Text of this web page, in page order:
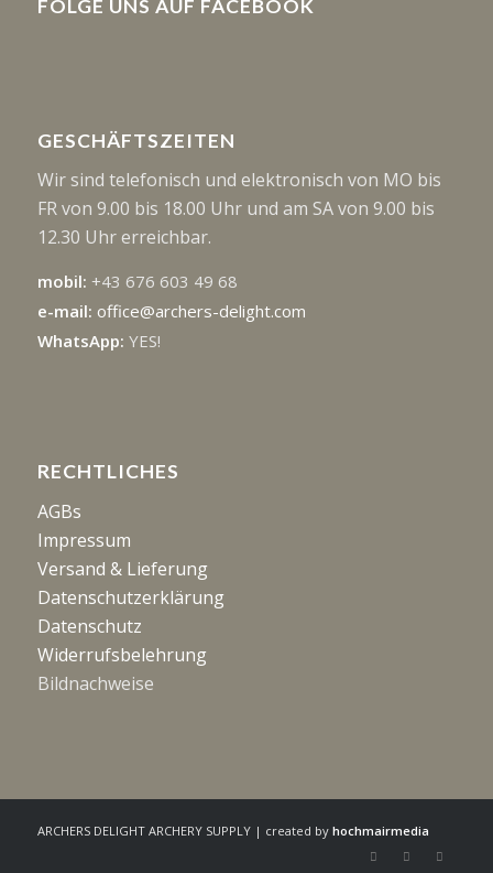
FOLGE UNS AUF FACEBOOK
GESCHÄFTSZEITEN
Wir sind telefonisch und elektronisch von MO bis
FR von 9.00 bis 18.00 Uhr und am SA von 9.00 bis
12.30 Uhr erreichbar.
mobil: +43 676 603 49 68
e-mail: office@archers-delight.com
WhatsApp: YES!
RECHTLICHES
AGBs
Impressum
Versand & Lieferung
Datenschutzerklärung
Datenschutz
Widerrufsbelehrung
Bildnachweise
ARCHERS DELIGHT ARCHERY SUPPLY | created by hochmairmedia